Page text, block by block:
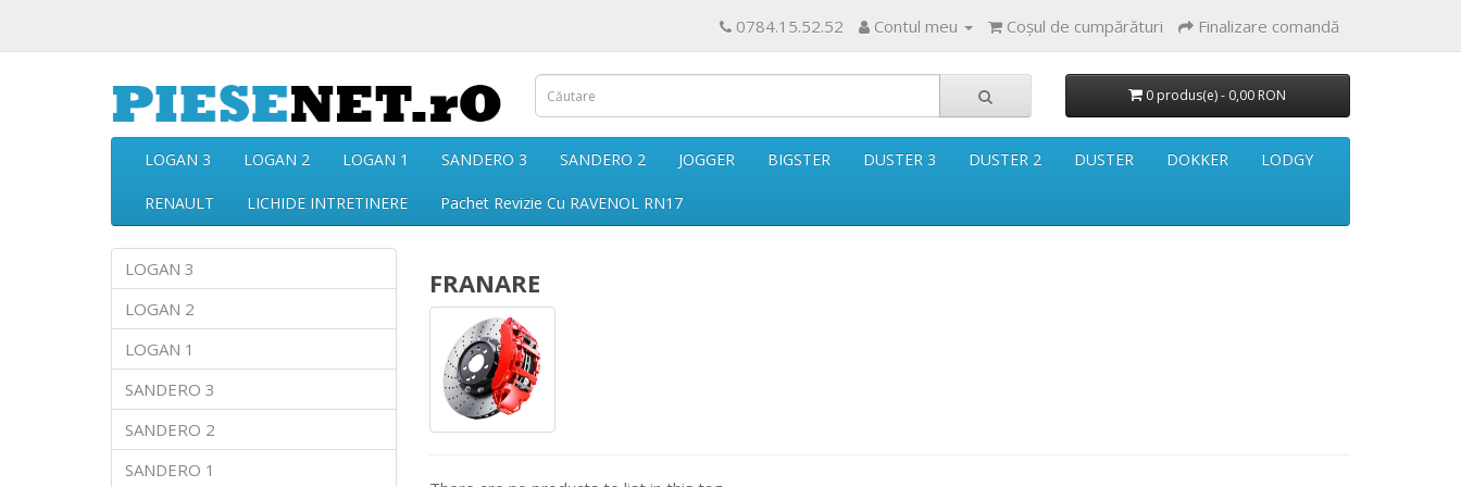
0784.15.52.52 Contul meu Coşul de cumpărături Finalizare comandă
0 produs(e) - 0,00 RON
LOGAN 3 LOGAN 2 LOGAN 1 SANDERO 3 SANDERO 2 JOGGER BIGSTER DUSTER 3 DUSTER 2 DUSTER DOKKER LODGY
RENAULT LICHIDE INTRETINERE Pachet Revizie Cu RAVENOL RN17
LOGAN 3
LOGAN 2
LOGAN 1
SANDERO 3
SANDERO 2
SANDERO 1
FRANARE